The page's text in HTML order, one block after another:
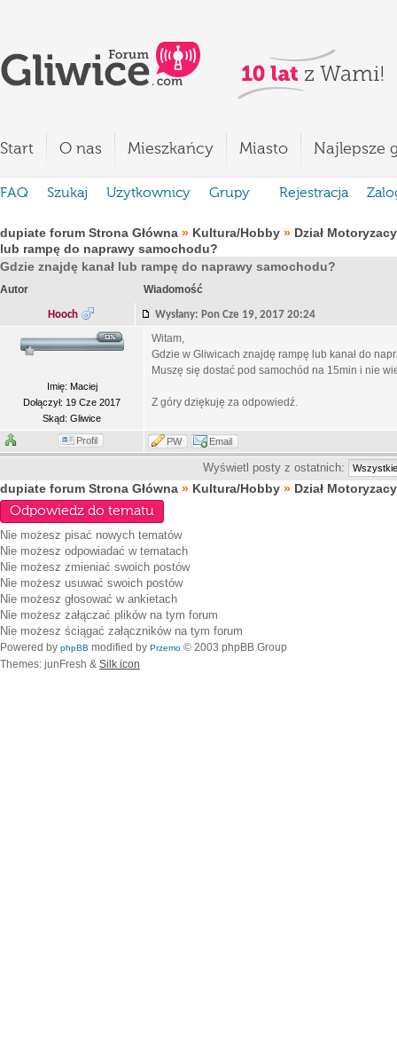
Start O nas Mieszkańcy Miasto Najlepsze
FAQ Szukaj Użytkownicy Grupy Rejestracja
dupiate forum Strona Główna » Kultura/Hobby » Dział
lub rampę do naprawy samochodu?
Gdzie znajdę kanał lub rampę do naprawy samochodu?
Autor Wiadomość
Hooch Wysłany: Pon Cze 19, 2017 20:24
Imię: Maciej
Dołączył: 19 Cze 2017
Skąd: Gliwice
Witam,
Gdzie w Gliwicach znajdę rampę lub kanał do
Muszę się dostać pod samochód na 15min i nie
Z góry dziękuję za odpowiedź.
Profil PW Email
Wyświetl posty z ostatnich:
dupiate forum Strona Główna » Kultura/Hobby » Dział
Odpowiedz do tematu
Nie możesz pisać nowych tematów
Nie możesz odpowiadać w tematach
Nie możesz zmieniać swoich postów
Nie możesz usuwać swoich postów
Nie możesz głosować w ankietach
Nie możesz załączać plików na tym forum
Nie możesz ściągać załączników na tym forum
Powered by phpBB modified by Przemo © 2003 phpBB Group
Themes: junFresh & Silk icon